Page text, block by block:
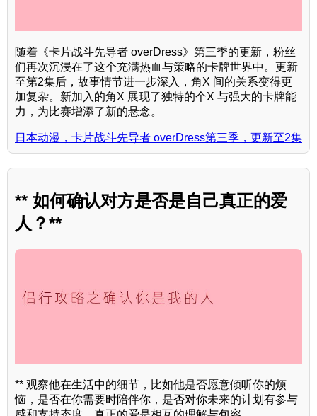
随着《卡片战斗先导者 overDress》第三季的更新，粉丝
们再次沉浸在了这个充满热血与策略的卡牌世界中。更新
至第2集后，故事情节进一步深入，角X 间的关系变得更
加复杂。新加入的角X 展现了独特的个X 与强大的卡牌能
力，为比赛增添了新的悬念。
日本动漫，卡片战斗先导者 overDress第三季，更新至2集
** 如何确认对方是否是自己真正的爱
人？**
** 观察他在生活中的细节，比如他是否愿意倾听你的烦
恼，是否在你需要时陪伴你，是否对你未来的计划有参与